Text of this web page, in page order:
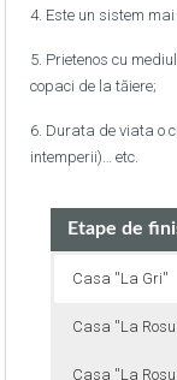
4. Este un sistem
5. Prietenos cu
copaci de la tăiere;
6. Durata de viata o
intemperii)… etc.
Etape de
Casa ''La Gri''
Casa ''La
Casa ''La